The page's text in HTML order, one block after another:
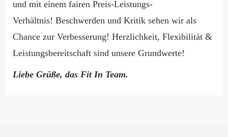
und mit einem fairen Preis-Leistungs-
Verhältnis! Beschwerden und Kritik sehen wir als
Chance zur Verbesserung! Herzlichkeit, Flexibilität &
Leistungsbereitschaft sind unsere Grundwerte!
Liebe Grüße, das Fit In Team.